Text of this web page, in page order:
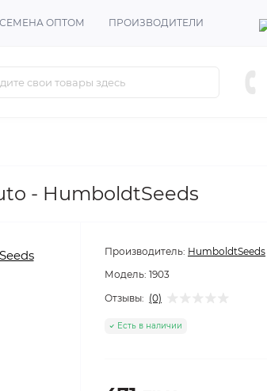
СЕМЕНА ОПТОМ ПРОИЗВОДИТЕЛИ
- HumboldtSeeds
Производитель: HumboldtSeeds
Модель: 1903
Отзывы: (0)
Есть в наличии